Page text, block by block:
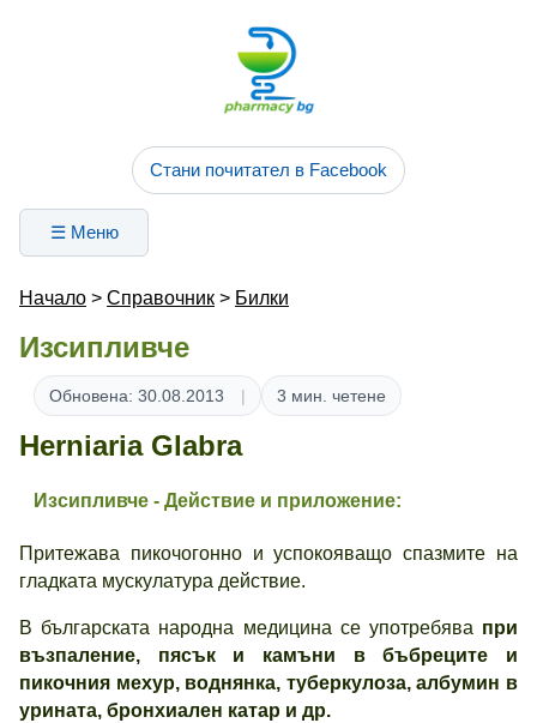
Стани почитател в Facebook
☰ Меню
Начало > Справочник > Билки
Изсипливче
Обновена: 30.08.2013 3 мин. четене
Herniaria Glabra
Изсипливче - Действие и приложение:
Притежава пикочогонно и успокояващо спазмите на
гладката мускулатура действие.
В българската народна медицина се употребява при
възпаление, пясък и камъни в бъбреците и
пикочния мехур, воднянка, туберкулоза, албумин в
урината, бронхиален катар и др.